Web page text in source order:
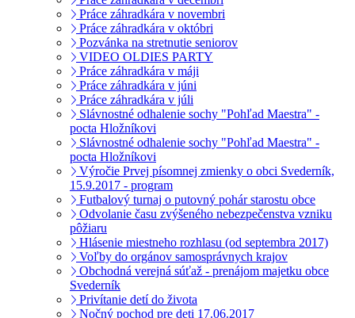
Práce záhradkára v novembri
Práce záhradkára v októbri
Pozvánka na stretnutie seniorov
VIDEO OLDIES PARTY
Práce záhradkára v máji
Práce záhradkára v júni
Práce záhradkára v júli
Slávnostné odhalenie sochy "Pohľad Maestra" -
pocta Hložníkovi
Slávnostné odhalenie sochy "Pohľad Maestra" -
pocta Hložníkovi
Výročie Prvej písomnej zmienky o obci Svederník,
15.9.2017 - program
Futbalový turnaj o putovný pohár starostu obce
Odvolanie času zvýšeného nebezpečenstva vzniku
pôžiaru
Hlásenie miestneho rozhlasu (od septembra 2017)
Voľby do orgánov samosprávnych krajov
Obchodná verejná súťaž - prenájom majetku obce
Svederník
Privítanie detí do života
Nočný pochod pre deti 17.06.2017